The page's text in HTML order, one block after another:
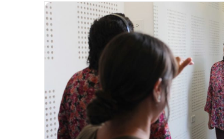
AÑADIR AL CARRITO